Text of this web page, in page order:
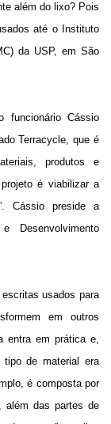
além do lixo? Pois
até o Instituto
da USP, em São
funcionário Cássio
Terracycle, que é
produtos e
é viabilizar a
Cássio preside a
Desenvolvimento
usados para
em outros
entra em prática e,
de material era
é composta por
além das partes de